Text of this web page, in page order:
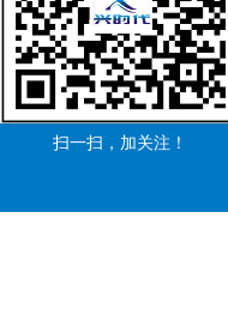
扫一扫，加关注！